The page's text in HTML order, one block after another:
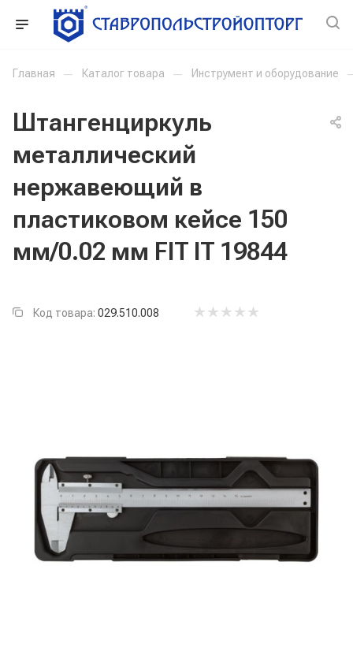
Главная — Каталог товара — Инструмент и оборудование
Штангенциркуль
металлический
нержавеющий в
пластиковом кейсе 150
мм/0.02 мм FIT IT 19844
Код товара: 029.510.008